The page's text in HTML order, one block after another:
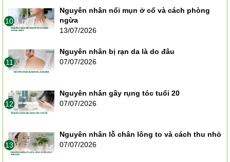
10
Nguyên nhân nổi mụn ở cổ và cách phòng
ngừa
13/07/2026
11
Nguyên nhân bị rạn da là do đâu
07/07/2026
12
Nguyên nhân gây rụng tóc tuổi 20
07/07/2026
13
Nguyên nhân lỗ chân lông to và cách thu nhỏ
07/07/2026